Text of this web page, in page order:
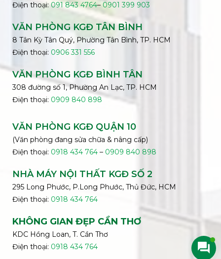
Điện thoại:091 843 4764– 0901 399 903
VĂN PHÒNG KGĐ TÂN BÌNH
8 Tân Kỳ Tân Quý, Phường Tân Bình, TP. HCM
Điện thoại: 0906 331 556
VĂN PHÒNG KGĐ BÌNH TÂN
308 đường số 1, Phường An Lạc, TP. HCM
Điện thoại: 0909 840 898
VĂN PHÒNG KGĐ QUẬN 10
(Văn phòng đang sửa chữa & nâng cấp)
Điện thoại: 0918 434 764 – 0909 840 898
NHÀ MÁY NỘI THẤT KGĐ SỐ 2
295 Long Phước, P.Long Phước, Thủ Đức, HCM
Điện thoại: 0918 434 764
KHÔNG GIAN ĐẸP CẦN THƠ
KDC Hồng Loan, T. Cần Thơ
Điện thoại: 0918 434 764